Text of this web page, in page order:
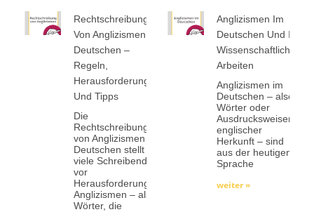
Rechtschreibung
Von Anglizismen Im
Deutschen –
Regeln,
Herausforderungen
Und Tipps
Die
Rechtschreibung
von Anglizismen im
Deutschen stellt
viele Schreibende
vor
Herausforderungen.
Anglizismen – also
Wörter, die
Anglizismen Im
Deutschen Und In
Wissenschaftlichen
Arbeiten
Anglizismen im
Deutschen – also
Wörter oder
Ausdrucksweisen
englischer
Herkunft – sind
aus der heutigen
Sprache
weiter »